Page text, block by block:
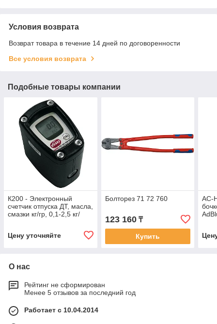
Условия возврата
Возврат товара в течение 14 дней по договоренности
Все условия возврата
Подобные товары компании
К200 - Электронный
счетчик отпуска ДТ, масла,
смазки кг/гр, 0,1-2,5 кг/
Цену уточняйте
Болторез 71 72 760
123 160₸
Купить
AC-
О нас
Рейтинг не сформирован
Менее 5 отзывов за последний год
Работает с 10.04.2014